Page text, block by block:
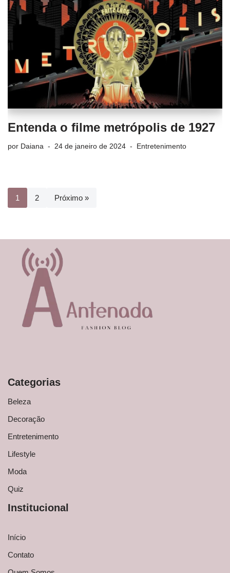
Entenda o filme metrópolis de 1927
por Daiana 24 de janeiro de 2024 Entretenimento
1 2 Próximo »
Categorias
Beleza
Decoração
Entretenimento
Lifestyle
Moda
Quiz
Institucional
Início
Contato